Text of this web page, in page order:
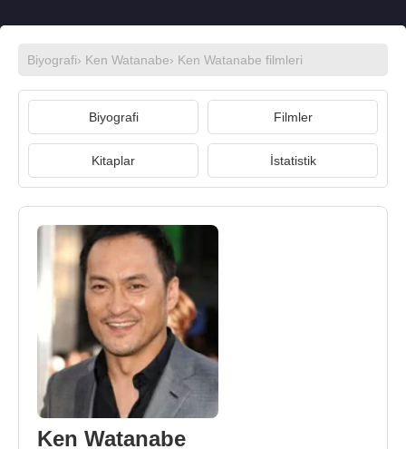
Biyografi› Ken Watanabe› Ken Watanabe filmleri
Biyografi Filmler
Kitaplar İstatistik
Ken Watanabe